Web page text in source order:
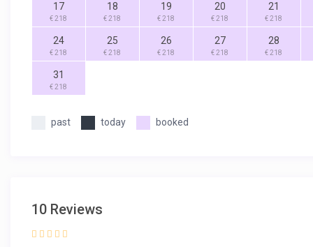
17
€ 218
18
€ 218
19
€ 218
20
€ 218
21
€ 218
24
€ 218
25
€ 218
26
€ 218
27
€ 218
28
€ 218
31
€ 218
past today booked
10 Reviews